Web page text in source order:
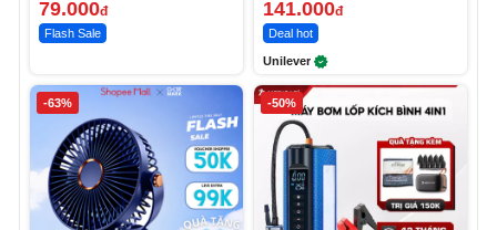
79.000đ
Flash Sale
141.000đ
Deal hot
Unilever
-63% -50%